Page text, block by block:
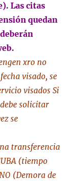
). Las citas
quedan
xro no
visado, se
visados Si
solicitar
se
transferencia
(tiempo
(Demora de